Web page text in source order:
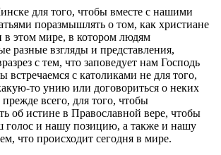
для того, чтобы вместе с нашими
поразмышлять о том, как христиане
в этом мире, в котором людям
разные взгляды и представления,
с тем, что заповедует нам Господь
с католиками не для того,
то унию или договориться о неких
всего, для того, чтобы
об истине в Православной вере, чтобы
и нашу позицию, а также и нашу
что происходит сегодня в мире.